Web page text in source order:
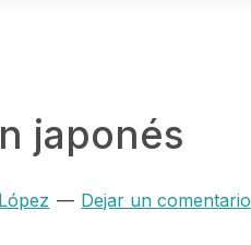
japonés
Dejar un comentario